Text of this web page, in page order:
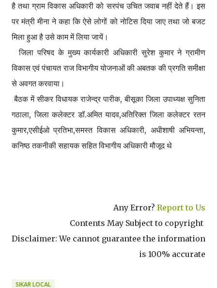
है तथा ग्राम विकास अधिकारी को सरपंच उचित जवाब नहीं देते हैं। इस
पर मंत्री मीना ने कहा कि ऐसे लोगों को नोटिस दिया जाए तथा जो बजट
मिला हुआ है उसे काम में लिया जायें।
जिला परिषद के मुख्य कार्यकारी अधिकारी सुरेश कुमार ने ग्रामीण
विकास एवं पंचायत राज विभागीय योजनाओं की अबतक की प्रगति समीक्षा
से अवगत करवाया।
बैठक में सीकर विधायक राजेन्द्र पारीक, बीसूका जिला उपाध्यक्ष सुनिता
गठाला, जिला कलेक्टर डॉ.अमित यादव,अतिरिक्त जिला कलेक्टर रतन
कुमार,एसीईओ प्रतिभा,समस्त विकास अधिकारी, अधीशाषी अभियन्ता,
कनिष्ठ तकनीकी सहायक सहित विभागीय अधिकारी मौजूद थे
Any Error? Report to Us
Contents May Subject to copyright
Disclaimer: We cannot guarantee the information
is 100% accurate
SIKAR LOCAL